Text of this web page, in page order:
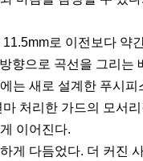
로 이전보다 약
향으로 곡선을 그리는
는 새로 설계한 푸시피
처리한 가드의 모서
이어진다.
게 다듬었다. 더 커진